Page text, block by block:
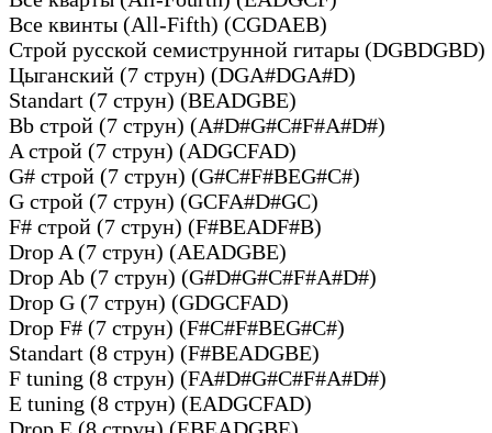
Все квинты (All-Fifth) (CGDAEB)
Строй русской семиструнной гитары (DGBDGBD)
Цыганский (7 струн) (DGA#DGA#D)
Standart (7 струн) (BEADGBE)
Bb строй (7 струн) (A#D#G#C#F#A#D#)
A строй (7 струн) (ADGCFAD)
G# строй (7 струн) (G#C#F#BEG#C#)
G строй (7 струн) (GCFA#D#GC)
F# строй (7 струн) (F#BEADF#B)
Drop A (7 струн) (AEADGBE)
Drop Ab (7 струн) (G#D#G#C#F#A#D#)
Drop G (7 струн) (GDGCFAD)
Drop F# (7 струн) (F#C#F#BEG#C#)
Standart (8 струн) (F#BEADGBE)
F tuning (8 струн) (FA#D#G#C#F#A#D#)
E tuning (8 струн) (EADGCFAD)